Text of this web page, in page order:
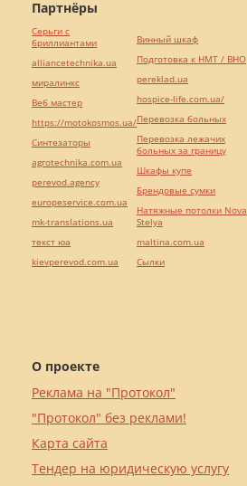
О проекте
Реклама на "Протокол"
"Протокол" без реклами!
Карта сайта
Тендер на юридическую услугу
Партнёры
Серьги с
бриллиантами
alliancetechnika.ua
миралинкс
Веб мастер
https://motokosmos.ua/
Синтезаторы
agrotechnika.com.ua
perevod.agency
europeservice.com.ua
mk-translations.ua
текст юа
kievperevod.com.ua
Винный шкаф
Подготовка к НМТ / ВНО
pereklad.ua
hospice-life.com.ua/
Перевозка больных
Перевозка лежачих
больных за границу
Шкафы купе
Брендовые сумки
Натяжные потолки Nova
Stelya
maltina.com.ua
Cылки